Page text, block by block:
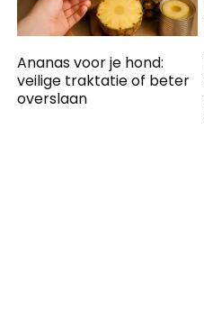
Ananas voor je hond:
veilige traktatie of beter
overslaan